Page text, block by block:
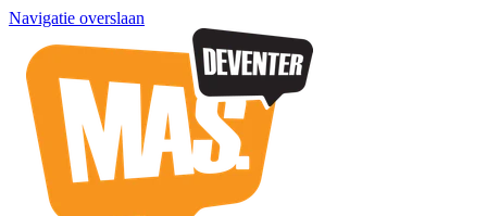
Navigatie overslaan